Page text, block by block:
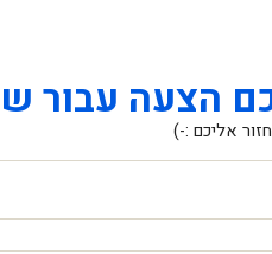
הצעה עבור
אליכם :-)